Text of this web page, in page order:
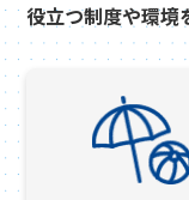
役立つ制度や環境